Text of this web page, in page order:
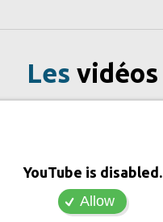
Les vidéos
YouTube is disabled.
Allow